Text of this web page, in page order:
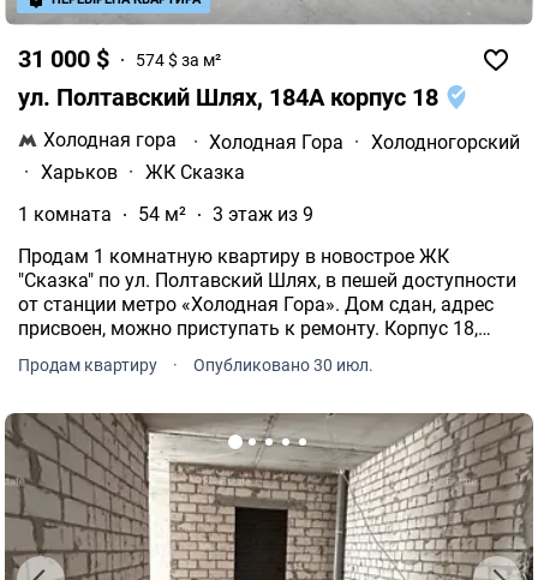
31 000 $ 574 $ за м²
ул. Полтавский Шлях, 184А корпус 18
Холодная гора · Холодная Гора · Холодногорский
· Харьков · ЖК Сказка
1 комната
54 м²
3 этаж из 9
Продам 1 комнатную квартиру в новострое ЖК
"Сказка" по ул. Полтавский Шлях, в пешей доступности
от станции метро «Холодная Гора». Дом сдан, адрес
присвоен, можно приступать к ремонту. Корпус 18,
оформлено право собственности на квартиру!
Квартира расположена на 3 этаже 9 этажного дома.
Продам квартиру · Опубликовано 30 июл.